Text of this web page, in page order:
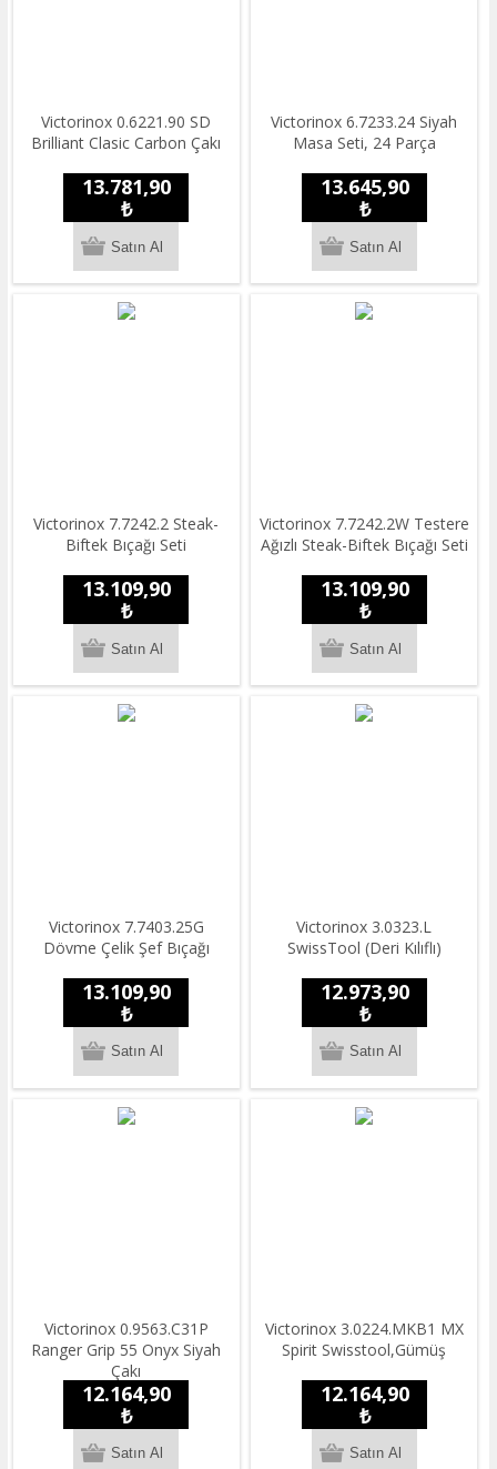
Victorinox 0.6221.90 SD
Brilliant Clasic Carbon Çakı
13.781,90
₺
Victorinox 6.7233.24 Siyah
Masa Seti, 24 Parça
13.645,90
₺
Victorinox 7.7242.2 Steak-
Biftek Bıçağı Seti
13.109,90
₺
Victorinox 7.7242.2W Testere
Ağızlı Steak-Biftek Bıçağı Seti
13.109,90
₺
Victorinox 7.7403.25G
Dövme Çelik Şef Bıçağı
13.109,90
₺
Victorinox 3.0323.L
SwissTool (Deri Kılıflı)
12.973,90
₺
​Victorinox 0.9563.C31P
Ranger Grip 55 Onyx Siyah
Çakı
12.164,90
₺
Victorinox 3.0224.MKB1 MX
Spirit Swisstool,Gümüş
12.164,90
₺